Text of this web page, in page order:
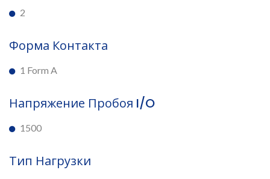
2
Форма Контакта
1 Form A
Напряжение Пробоя I/O
1500
Тип Нагрузки